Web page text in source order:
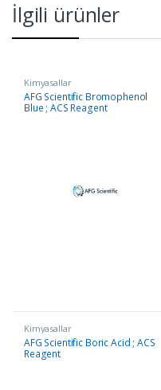
İlgili ürünler
Kimyasallar
AFG Scientific Bromophenol
Blue ; ACS Reagent
Kimyasallar
AFG Scientific Boric Acid ; ACS
Reagent